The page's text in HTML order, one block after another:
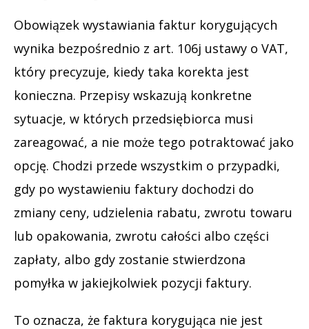
Obowiązek wystawiania faktur korygujących
wynika bezpośrednio z art. 106j ustawy o VAT,
który precyzuje, kiedy taka korekta jest
konieczna. Przepisy wskazują konkretne
sytuacje, w których przedsiębiorca musi
zareagować, a nie może tego potraktować jako
opcję. Chodzi przede wszystkim o przypadki,
gdy po wystawieniu faktury dochodzi do
zmiany ceny, udzielenia rabatu, zwrotu towaru
lub opakowania, zwrotu całości albo części
zapłaty, albo gdy zostanie stwierdzona
pomyłka w jakiejkolwiek pozycji faktury.
To oznacza, że faktura korygująca nie jest